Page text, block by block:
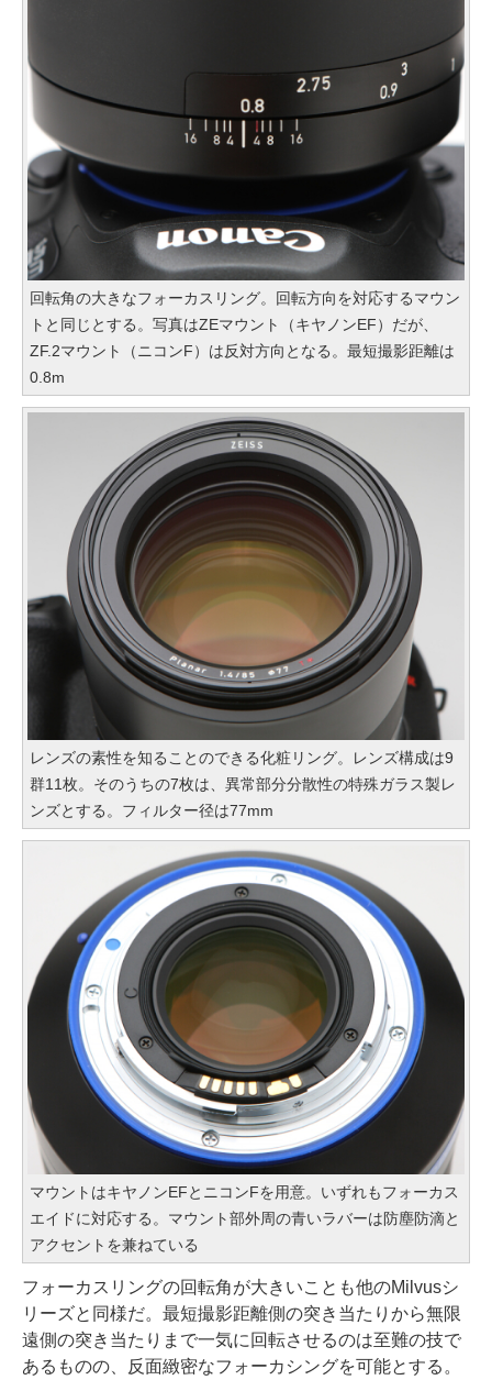
回転角の大きなフォーカスリング。回転方向を対応するマウン
トと同じとする。写真はZEマウント（キヤノンEF）だが、
ZF.2マウント（ニコンF）は反対方向となる。最短撮影距離は
0.8m
レンズの素性を知ることのできる化粧リング。レンズ構成は9
群11枚。そのうちの7枚は、異常部分分散性の特殊ガラス製レ
ンズとする。フィルター径は77mm
マウントはキヤノンEFとニコンFを用意。いずれもフォーカス
エイドに対応する。マウント部外周の青いラバーは防塵防滴と
アクセントを兼ねている
フォーカスリングの回転角が大きいことも他のMilvusシ
リーズと同様だ。最短撮影距離側の突き当たりから無限
遠側の突き当たりまで一気に回転させるのは至難の技で
あるものの、反面緻密なフォーカシングを可能とする。